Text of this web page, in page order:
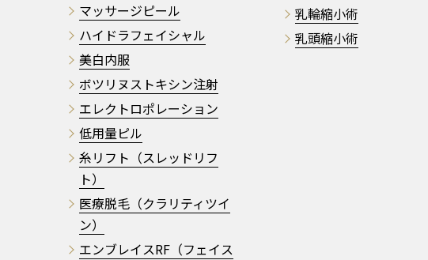
マッサージピール
ハイドラフェイシャル
美白内服
ボツリヌストキシン注射
エレクトロポレーション
低用量ピル
糸リフト（スレッドリフ
ト）
医療脱毛（クラリティツイ
ン）
エンブレイスRF（フェイス
乳輪縮小術
乳頭縮小術